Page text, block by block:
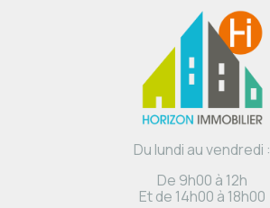
Du lundi au vendredi :
De 9h00 à 12h
Et de 14h00 à 18h00